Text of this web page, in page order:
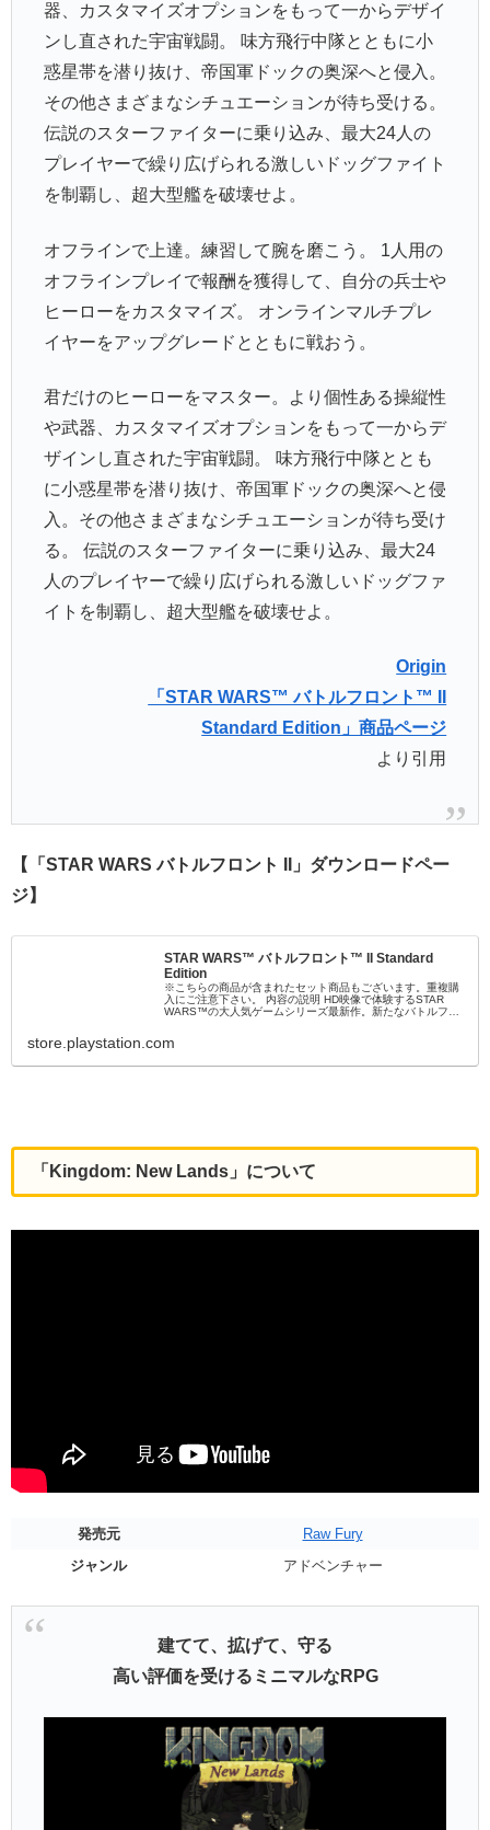
器、カスタマイズオプションをもって一からデザイ
ンし直された宇宙戦闘。 味方飛行中隊とともに小
惑星帯を潜り抜け、帝国軍ドックの奥深へと侵入。
その他さまざまなシチュエーションが待ち受ける。
伝説のスターファイターに乗り込み、最大24人の
プレイヤーで繰り広げられる激しいドッグファイト
を制覇し、超大型艦を破壊せよ。
オフラインで上達。練習して腕を磨こう。 1人用の
オフラインプレイで報酬を獲得して、自分の兵士や
ヒーローをカスタマイズ。 オンラインマルチプレ
イヤーをアップグレードとともに戦おう。
君だけのヒーローをマスター。より個性ある操縦性
や武器、カスタマイズオプションをもって一からデ
ザインし直された宇宙戦闘。 味方飛行中隊ととも
に小惑星帯を潜り抜け、帝国軍ドックの奥深へと侵
入。その他さまざまなシチュエーションが待ち受け
る。 伝説のスターファイターに乗り込み、最大24
人のプレイヤーで繰り広げられる激しいドッグファ
イトを制覇し、超大型艦を破壊せよ。
Origin
「STAR WARS™ バトルフロント™ II
Standard Edition」商品ページ
より引用
【「STAR WARS バトルフロント II」ダウンロードペー
ジ】
STAR WARS™ バトルフロント™ II Standard
Edition
※こちらの商品が含まれたセット商品もございます。重複購
入にご注意下さい。 内容の説明 HD映像で体験するSTAR
WARS™の大人気ゲームシリーズ最新作。新たなバトルフロ
説のスターファイターを操縦し、お気...
store.playstation.com
「Kingdom: New Lands」について
発売元
Raw Fury
ジャンル
アドベンチャー
建てて、拡げて、守る
高い評価を受けるミニマルなRPG